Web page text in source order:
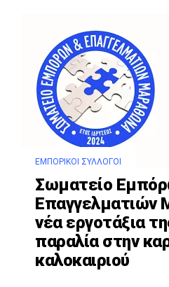
ΕΜΠΟΡΙΚΟΊ ΣΎΛΛΟΓΟΙ
Σωματείο
Επαγγελματιών
νέα εργοτάξια
παραλία στην
καλοκαιριού